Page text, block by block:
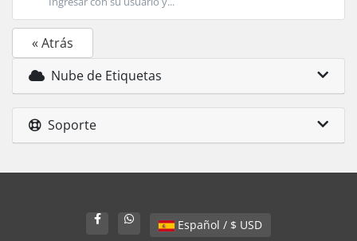
« Atrás
Nube de Etiquetas
Soporte
Español / $ USD